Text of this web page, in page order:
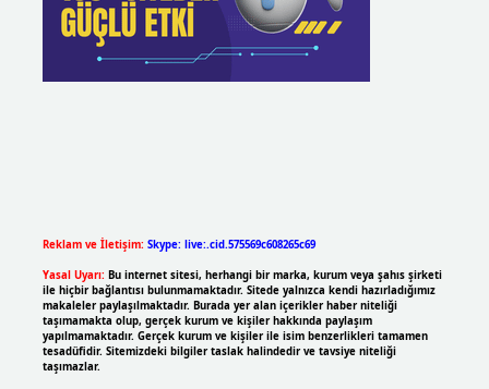
Reklam ve İletişim: Skype: live:.cid.575569c608265c69
Yasal Uyarı: Bu internet sitesi, herhangi bir marka, kurum veya şahıs şirketi
ile hiçbir bağlantısı bulunmamaktadır. Sitede yalnızca kendi hazırladığımız
makaleler paylaşılmaktadır. Burada yer alan içerikler haber niteliği
taşımamakta olup, gerçek kurum ve kişiler hakkında paylaşım
yapılmamaktadır. Gerçek kurum ve kişiler ile isim benzerlikleri tamamen
tesadüfidir. Sitemizdeki bilgiler taslak halindedir ve tavsiye niteliği
taşımazlar.